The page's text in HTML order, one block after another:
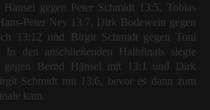
Hänsel gegen Peter Schmidt 13:5, Tobias
Peter Ney 13:7, Dirk Bodewein gegen
13:12 und Birgit Schmidt gegen Toni
In den anschließenden Halbfinals siegte
gegen Bernd Hänsel mit 13:1 und Dirk
Schmidt mit 13:6, bevor es dann zum
kam.